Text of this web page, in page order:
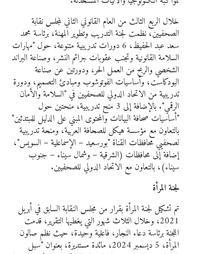
خلال الربع الثالث من العام القانوني الثاني لمجلس نقابة
الصحفيين، نظمت لجنة التدريب وتطوير المهنة، برئاسة محمد
سعد عبد الحفيظ، 6 دورات تدريبية متنوعة، حول "مهارات
السلامة القانونية وتجنب عقوبات جرائم النشر، وصناعة البراند
الشخصي والربح من العمل الحر، ودورتين عن صناعة
البودكاست، وأساسيات الفوتوشوب ومبادئ التصميم، ودورة
تدريبية من الاتحاد الدولي للصحفيين في "السلامة والأمان
الرقمي". بالإضافة إلى 3 منح تدريبية، منحتين حول
"أساسيات صحافة البيانات والمحتوى المبني على الدليل للمبتدئين"
بالتعاون مع مؤسسة هيكل للصحافة العربية، ومنحة تدريبية
لصحفيي محافظات القناة "بورسعيد – الإسماعلية – السويس"،
إضافة إلى محافظات (الشرقية – وشمال سيناء – جنوب
سيناء)، بالتعاون مع الاتحاد الدولي للصحفيين.
لجنة المرأة
تم تشكيل لجنة المرأة بقرار من مجلس النقابة السابق في أبريل
2021، وخلال الثلاث شهور التي يغطيها التقرير، قدمت
اللجنة برئاسة دعاء النجار، فاعلية وحيدة، حيث نظم صالون
المرأة، 5 ديسمبر 2024، مائدة مستديرة، بعنوان "سبل